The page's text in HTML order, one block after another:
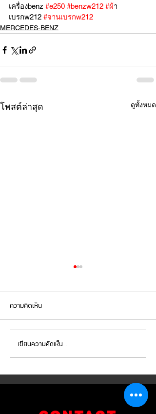
เครื่องbenz #e250 #benzw212 #ผ้า
เบรกw212 #จานเบรกw212
MERCEDES-BENZ
โพสต์ล่าสุด ดูทั้งหมด
Mercedes Benz E350e เข้า
รับบริการเปลี่ยนจานเบรก ผ้า
เบรกหน้า พร้อมเซ็นเซอร์
ความคิดเห็น
เขียนความคิดเห็น…